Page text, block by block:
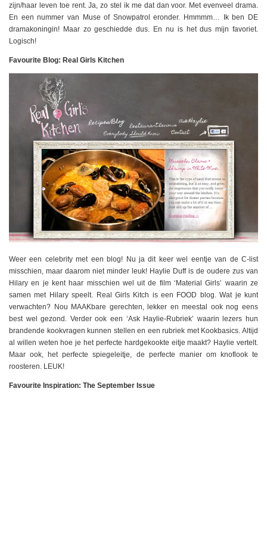
zijn/haar leven toe rent. Ja, zo stel ik me dat dan voor. Met evenveel drama.
En een nummer van Muse of Snowpatrol eronder. Hmmmm… Ik ben DE
dramakoningin! Maar zo geschiedde dus. En nu is het dus mijn favoriet.
Logisch!
Favourite Blog: Real Girls Kitchen
Weer een celebrity met een blog! Nu ja dit keer wel eentje van de C-list
misschien, maar daarom niet minder leuk! Haylie Duff is de oudere zus van
Hilary en je kent haar misschien wel uit de film ‘Material Girls’ waarin ze
samen met Hilary speelt. Real Girls Kitch is een FOOD blog. Wat je kunt
verwachten? Nou MAAKbare gerechten, lekker en meestal ook nog eens
best wel gezond. Verder ook een ‘Ask Haylie-Rubriek’ waarin lezers hun
brandende kookvragen kunnen stellen en een rubriek met Kookbasics. Altijd
al willen weten hoe je het perfecte hardgekookte eitje maakt? Haylie vertelt.
Maar ook, het perfecte spiegeleitje, de perfecte manier om knoflook te
roosteren. LEUK!
Favourite Inspiration: The September Issue